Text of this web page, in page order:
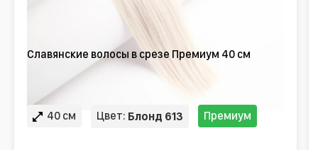
Славянские волосы в срезе Премиум 40 см
40 см Цвет: Блонд 613 Премиум